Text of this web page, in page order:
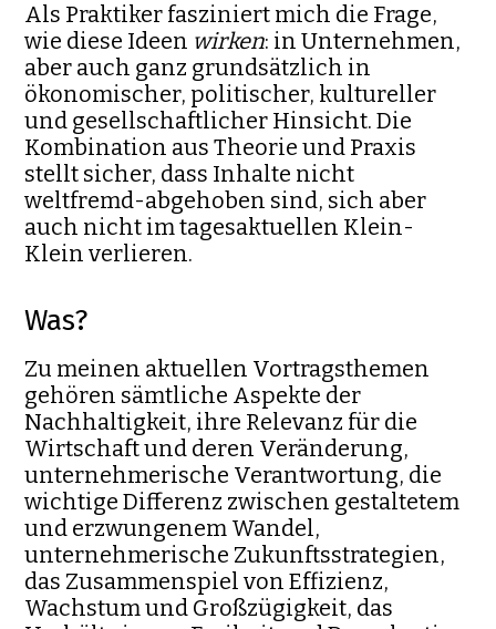
Als Praktiker fasziniert mich die Frage,
wie diese Ideen wirken: in Unternehmen,
aber auch ganz grundsätzlich in
ökonomischer, politischer, kultureller
und gesellschaftlicher Hinsicht. Die
Kombination aus Theorie und Praxis
stellt sicher, dass Inhalte nicht
weltfremd-abgehoben sind, sich aber
auch nicht im tagesaktuellen Klein-
Klein verlieren.
Was?
Zu meinen aktuellen Vortragsthemen
gehören sämtliche Aspekte der
Nachhaltigkeit, ihre Relevanz für die
Wirtschaft und deren Veränderung,
unternehmerische Verantwortung, die
wichtige Differenz zwischen gestaltetem
und erzwungenem Wandel,
unternehmerische Zukunftsstrategien,
das Zusammenspiel von Effizienz,
Wachstum und Großzügigkeit, das